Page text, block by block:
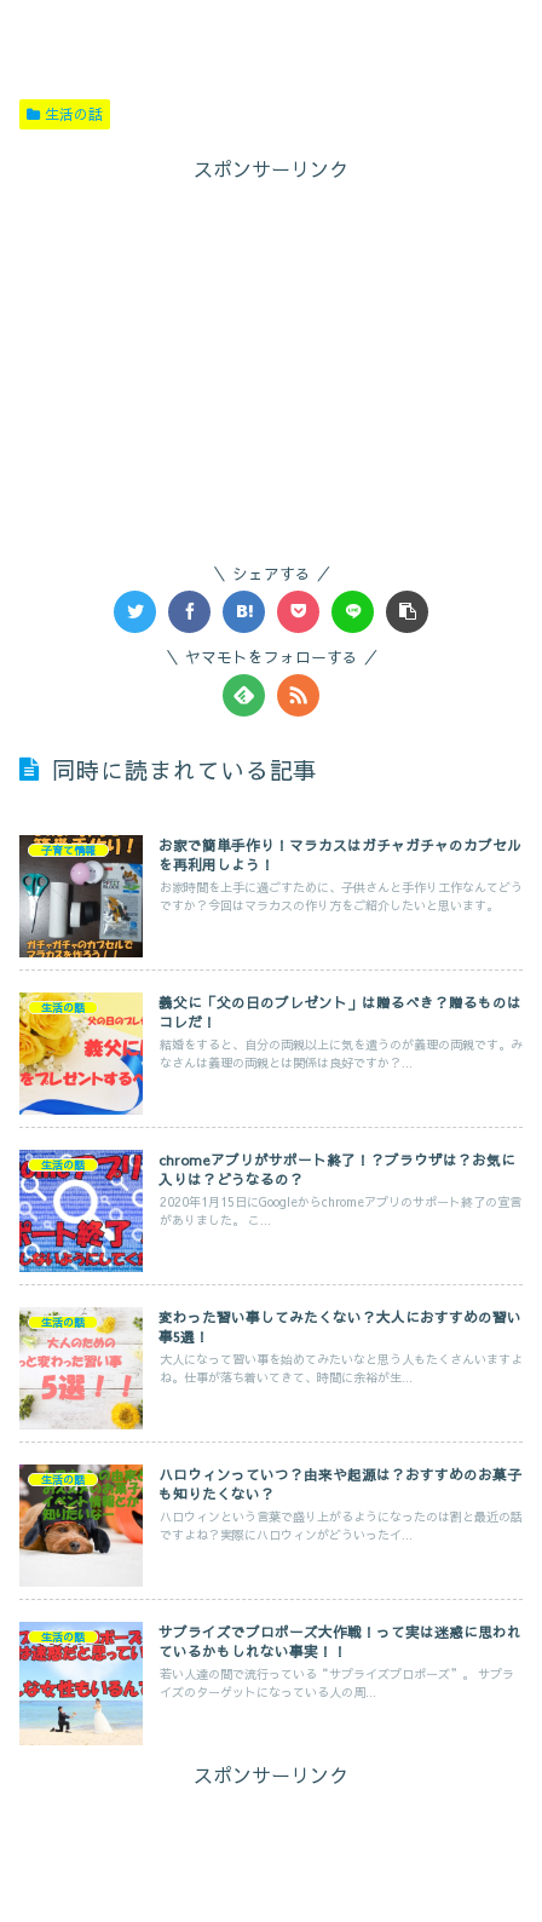
生活の話
スポンサーリンク
シェアする
ヤマモトをフォローする
同時に読まれている記事
子育て情報
お家で簡単手作り！マラカスはガチャガチャのカプセル
を再利用しよう！
お家時間を上手に過ごすために、子供さんと手作り工作なんてどう
ですか？今回はマラカスの作り方をご紹介したいと思います。
生活の話
義父に「父の日のプレゼント」は贈るべき？贈るものは
コレだ！
結婚をすると、自分の両親以上に気を遣うのが義理の両親です。み
なさんは義理の両親とは関係は良好ですか？...
生活の話
chromeアプリがサポート終了！？ブラウザは？お気に
入りは？どうなるの？
2020年1月15日にGoogleからchromeアプリのサポート終了の宣言
がありました。 こ...
生活の話
変わった習い事してみたくない？大人におすすめの習い
事5選！
大人になって習い事を始めてみたいなと思う人もたくさんいますよ
ね。仕事が落ち着いてきて、時間に余裕が生...
生活の話
ハロウィンっていつ？由来や起源は？おすすめのお菓子
も知りたくない？
ハロウィンという言葉で盛り上がるようになったのは割と最近の話
ですよね？実際にハロウィンがどういったイ...
生活の話
サプライズでプロポーズ大作戦！って実は迷惑に思われ
ているかもしれない事実！！
若い人達の間で流行っている“サプライズプロポーズ”。 サプラ
イズのターゲットになっている人の周...
スポンサーリンク